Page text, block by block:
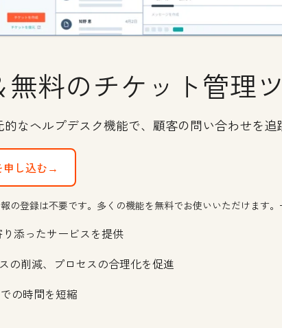
料のチケット管理
なヘルプデスク機能で、顧客の問い合わせを追
申し込む→
の登録は不要です。多くの機能を無料でお使いいただけます
添ったサービスを提供
の削減、プロセスの合理化を促進
の時間を短縮